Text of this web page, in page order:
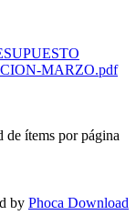
MARZO.pdf
de ítems por página
by Phoca Download